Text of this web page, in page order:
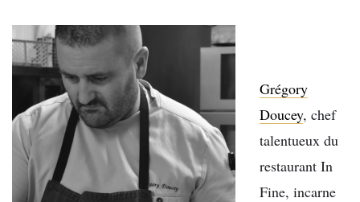
Grégory
Doucey, chef
talentueux du
restaurant In
Fine, incarne